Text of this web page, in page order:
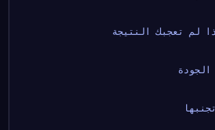
لم تعجبك النتيجة